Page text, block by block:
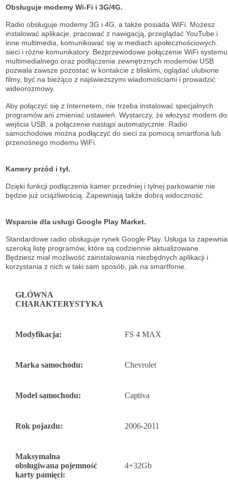
Obsługuje modemy Wi-Fi i 3G/4G.
Radio obsługuje modemy 3G i 4G, a także posiada WiFi. Możesz
instalować aplikacje, pracować z nawigacją, przeglądać YouTube i
inne multimedia, komunikować się w mediach społecznościowych.
sieci i różne komunikatory. Bezprzewodowe połączenie WiFi systemu
multimedialnego oraz podłączenie zewnętrznych modemów USB
pozwala zawsze pozostać w kontakcie z bliskimi, oglądać ulubione
filmy, być na bieżąco z najświeższymi wiadomościami i prowadzić
wideorozmowy.
Aby połączyć się z Internetem, nie trzeba instalować specjalnych
programów ani zmieniać ustawień. Wystarczy, że włożysz modem do
wejścia USB, a połączenie nastąpi automatycznie. Radio
samochodowe można podłączyć do sieci za pomocą smartfona lub
przenośnego modemu WiFi.
Kamery przód i tył.
Dzięki funkcji podłączenia kamer przedniej i tylnej parkowanie nie
będzie już uciążliwością. Zapewniają także dobrą widoczność.
Wsparcie dla usługi Google Play Market.
Standardowe radio obsługuje rynek Google Play. Usługa ta zapewnia
szeroką listę programów, które są codziennie aktualizowane.
Będziesz miał możliwość zainstalowania niezbędnych aplikacji i
korzystania z nich w taki sam sposób, jak na smartfonie.
GŁÓWNA
CHARAKTERYSTYKA
Modyfikacja: FS 4 MAX
Marka samochodu: Chevrolet
Model samochodu: Captiva
Rok pojazdu: 2006-2011
Maksymalna
obsługiwana pojemność
karty pamięci:
4+32Gb